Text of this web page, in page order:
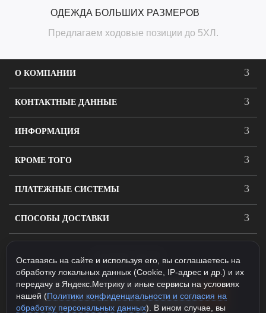
ОДЕЖДА БОЛЬШИХ РАЗМЕРОВ
Предлагаем ходовые позиции до 5ХЛ.
О КОМПАНИИ
КОНТАКТНЫЕ ДАННЫЕ
ИНФОРМАЦИЯ
КРОМЕ ТОГО
ПЛАТЕЖНЫЕ СИСТЕМЫ
СПОСОБЫ ДОСТАВКИ
Оставаясь на сайте и используя его, вы соглашаетесь на
обработку локальных данных (Cookie, IP-адрес и др.) и их
передачу в Яндекс.Метрику и иные сервисы на условиях
нашей (Политики конфиденциальности и согласия на
обработку персональных данных). В ином случае, вы